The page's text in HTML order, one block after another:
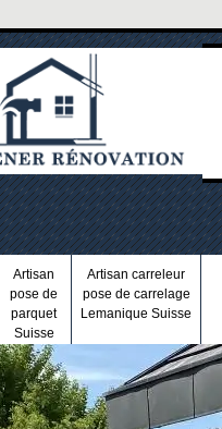
Artisan
pose de
parquet
Suisse
Artisan carreleur
pose de carrelage
Lemanique Suisse